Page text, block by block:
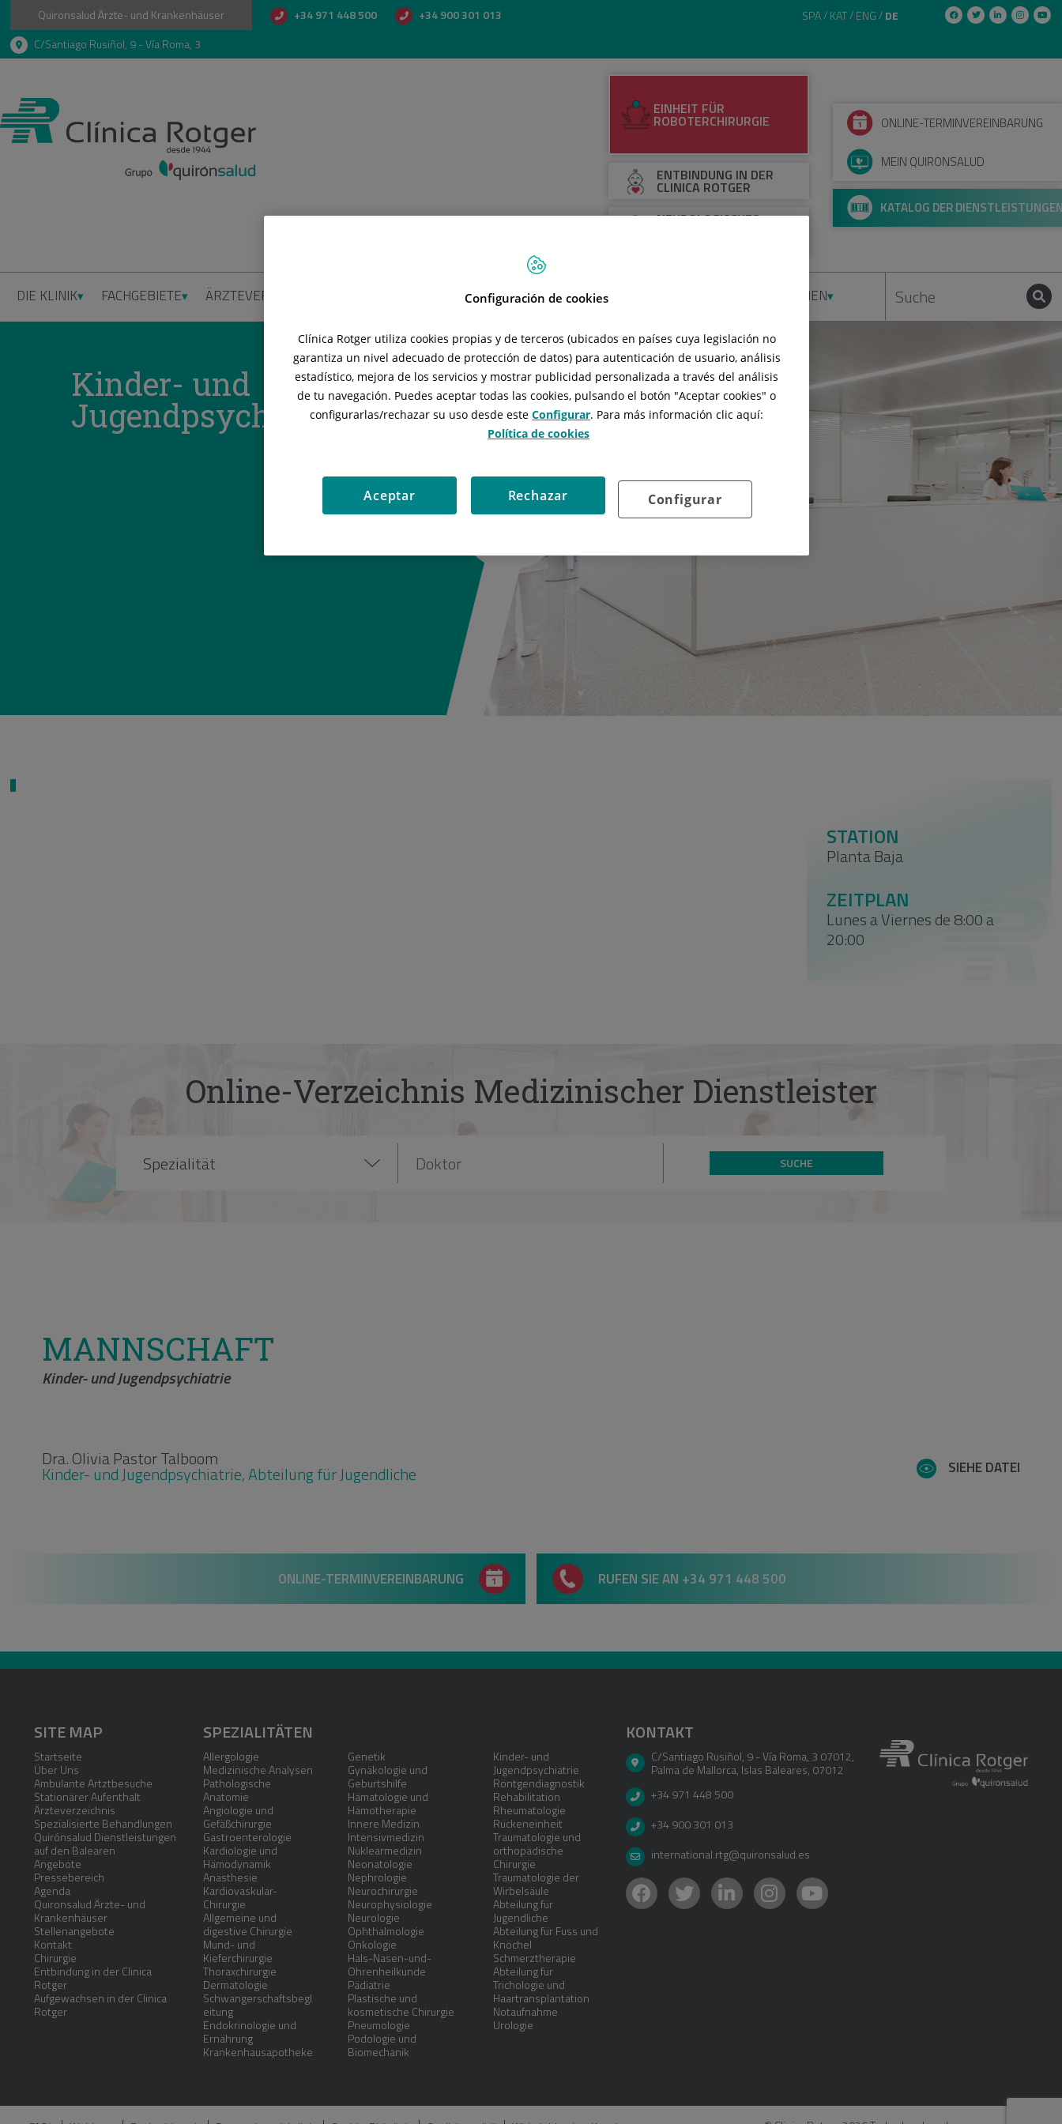
Quironsalud Ärzte- und Krankenhäuser +34 971 448 500
+34 900 301 013
C/Santiago Rusiñol, 9 - Vía Roma, 3
SPA KAT ENG DE
EINHEIT FÜR
ROBOTERCHIRURGIE
ENTBINDUNG IN DER
CLINICA ROTGER
NEUROLOGISCHES
ONLINE-TERMINVEREINBARUNG
MEIN QUIRONSALUD
KATALOG DER
DIE KLINIK FACHGEBIETE ÄRZTEVERZEICHNIS PATIENTENINFORMATION DIAGNOSEBEREICH UND BEHANDLUNGEN MEDIEN
Kinder- und
Jugendpsychiatrie
STATION
Planta Baja
ZEITPLAN
Lunes a Viernes de 8:00 a
20:00
Online-Verzeichnis Medizinischer Dienstleister
SUCHE
MANNSCHAFT
Kinder- und Jugendpsychiatrie
Dra. Olivia Pastor Talboom
Kinder- und Jugendpsychiatrie, Abteilung für Jugendliche SIEHE DATEI
ONLINE-TERMINVEREINBARUNG RUFEN SIE AN +34 971 448 500
SITE MAP
Startseite
Über Uns
Ambulante Artztbesuche
Stationärer Aufenthalt
Ärzteverzeichnis
Spezialisierte Behandlungen
Quirónsalud Dienstleistungen
auf den Balearen
Angebote
Pressebereich
Agenda
Quironsalud Ärzte- und
Krankenhäuser
Stellenangebote
Kontakt
Chirurgie
Entbindung in der Clinica
Rotger
Aufgewachsen in der Clinica
Rotger
SPEZIALITÄTEN
Allergologie
Medizinische Analysen
Pathologische
Anatomie
Angiologie und
Gefäßchirurgie
Gastroenterologie
Kardiologie und
Hämodynamik
Anästhesie
Kardiovaskular-
Chirurgie
Allgemeine und
digestive Chirurgie
Mund- und
Kieferchirurgie
Thoraxchirurgie
Dermatologie
Schwangerschaftsbegl
eitung
Endokrinologie und
Ernährung
Krankenhausapotheke
Genetik
Gynäkologie und
Geburtshilfe
Hämatologie und
Hämotherapie
Innere Medizin
Intensivmedizin
Nuklearmedizin
Neonatologie
Nephrologie
Neurochirurgie
Neurophysiologie
Neurologie
Ophthalmologie
Onkologie
Hals-Nasen-und-
Ohrenheilkunde
Pädiatrie
Plastische und
kosmetische Chirurgie
Pneumologie
Podologie und
Biomechanik
Kinder- und
Jugendpsychiatrie
Röntgendiagnostik
Rehabilitation
Rheumatologie
Rückeneinheit
Traumatologie und
orthopädische
Chirurgie
Traumatologie der
Wirbelsäule
Abteilung für
Jugendliche
Abteilung für Fuss und
Knöchel
Schmerztherapie
Abteilung für
Trichologie und
Haartransplantation
Notaufnahme
Urologie
KONTAKT
C/Santiago Rusiñol, 9 - Vía Roma, 3 07012,
Palma de Mallorca, Islas Baleares, 07012
+34 971 448 500
+34 900 301 013
international.rtg@quironsalud.es
Configuración de cookies
Clínica Rotger utiliza cookies propias y de terceros (ubicados en países cuya legislación no
garantiza un nivel adecuado de protección de datos) para autenticación de usuario, análisis
estadístico, mejora de los servicios y mostrar publicidad personalizada a través del análisis
de tu navegación. Puedes aceptar todas las cookies, pulsando el botón "Aceptar cookies" o
configurarlas/rechazar su uso desde este Configurar. Para más información clic aquí:
Política de cookies
Configurar
Rechazar
Aceptar